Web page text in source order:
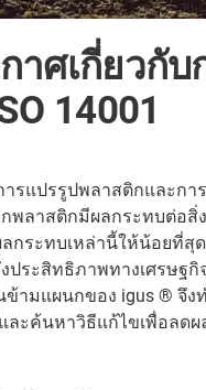
าศเกี่ยวกับ
14001
ารแปรรูปพลาสติกและกา
ลาสติกมีผลกระทบต่อสิ่ง
กระทบเหล่านี้ให้น้อยที่สุด
ประสิทธิภาพทางเศรษฐกิ
ามแผนกของ igus ® จึง
ละค้นหาวิธีแก้ไขเพื่อลดผ